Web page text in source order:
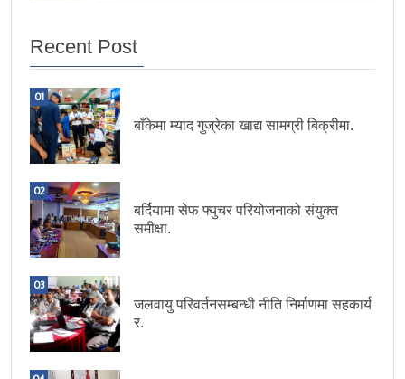
Recent Post
01
बाँकेमा म्याद गुज्रेका खाद्य सामग्री बिक्रीमा.
02
बर्दियामा सेफ फ्युचर परियोजनाको संयुक्त
समीक्षा.
03
जलवायु परिवर्तनसम्बन्धी नीति निर्माणमा सहकार्य
र.